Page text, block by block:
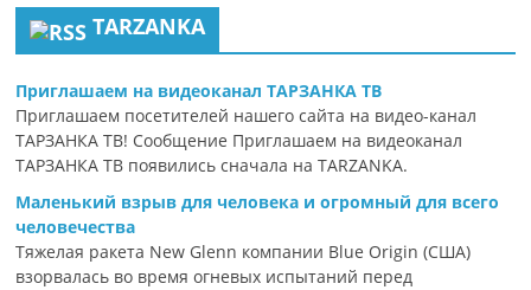
TARZANKA
Приглашаем на видеоканал ТАРЗАНКА ТВ
Приглашаем посетителей нашего сайта на видео-канал
ТАРЗАНКА ТВ! Сообщение Приглашаем на видеоканал
ТАРЗАНКА ТВ появились сначала на TARZANKA.
Маленький взрыв для человека и огромный для всего
человечества
Тяжелая ракета New Glenn компании Blue Origin (США)
взорвалась во время огневых испытаний перед